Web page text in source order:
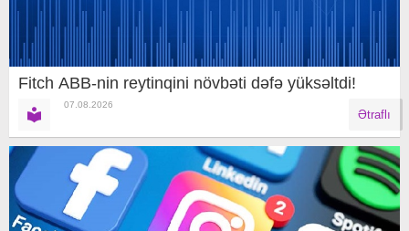
Fitch ABB-nin reytinqini növbəti dəfə yüksəltdi!
07.08.2026
Ətraflı